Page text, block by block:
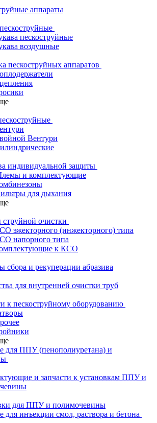
аппараты
пескоструйные
воздушные
пескоструйных аппаратов
Вентури
индивидуальной защиты
и комплектующие
для дыхания
очистки
эжекторного (инжекторного) типа
напорного типа
к КСО
сбора и рекуперации абразива
для внутренней очистки труб
к пескоструйному оборудованию
для ППУ (пенополиуретана) и
и запчасти к установкам ППУ и
для ППУ и полимочевины
для инъекции смол, раствора и бетона